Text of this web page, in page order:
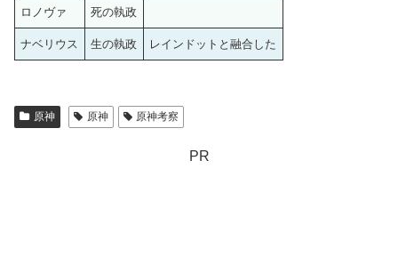
ロノヴァ 死の執政
ナベリウス 生の執政 レインドットと融合した
原神 原神 原神考察
PR